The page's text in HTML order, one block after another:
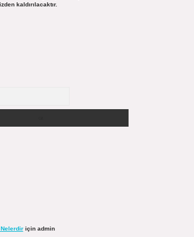
kaldırılacaktır.
için admin